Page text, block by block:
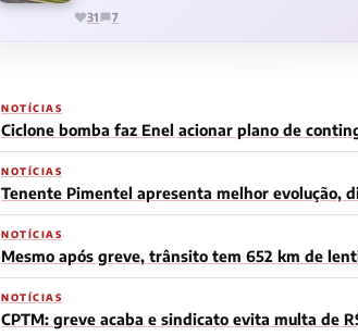
31 7
NOTÍCIAS
Ciclone bomba faz Enel acionar plano de
NOTÍCIAS
Tenente Pimentel apresenta melhor evolução,
NOTÍCIAS
Mesmo após greve, trânsito tem 652 km de
NOTÍCIAS
CPTM: greve acaba e sindicato evita multa de